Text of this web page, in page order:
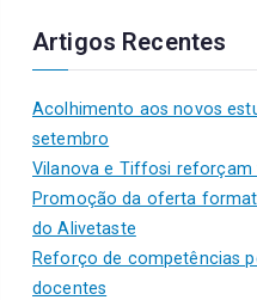
Artigos Recentes
Acolhimento aos novos
setembro
Vilanova e Tiffosi
Promoção da oferta
do Alivetaste
Reforço de competências
docentes